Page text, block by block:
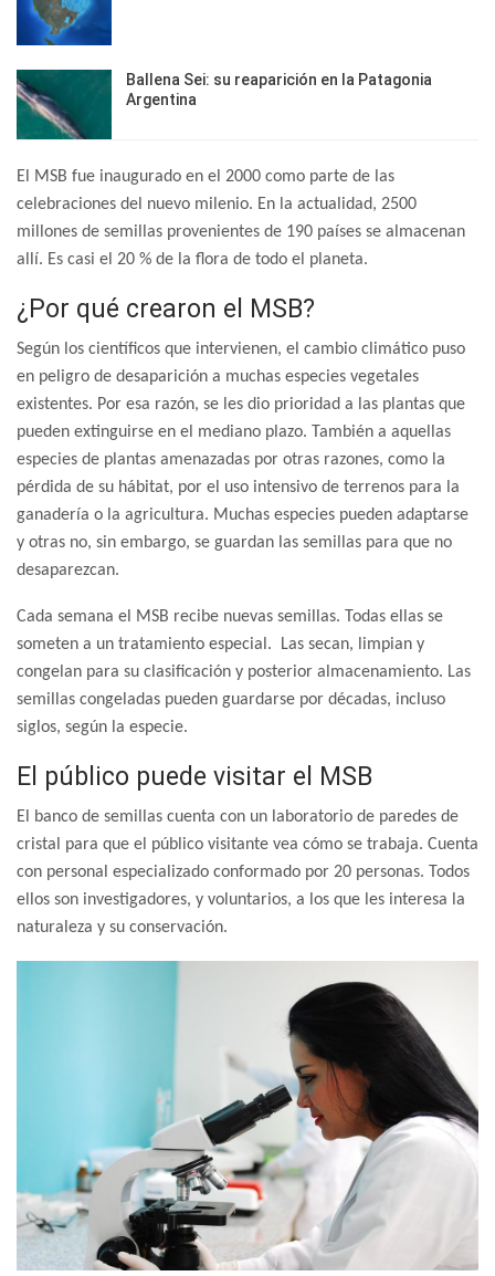
Ballena Sei: su reaparición en la Patagonia
Argentina
El MSB fue inaugurado en el 2000 como parte de las
celebraciones del nuevo milenio. En la actualidad, 2500
millones de semillas provenientes de 190 países se almacenan
allí. Es casi el 20 % de la flora de todo el planeta.
¿Por qué crearon el MSB?
Según los científicos que intervienen, el cambio climático puso
en peligro de desaparición a muchas especies vegetales
existentes. Por esa razón, se les dio prioridad a las plantas que
pueden extinguirse en el mediano plazo. También a aquellas
especies de plantas amenazadas por otras razones, como la
pérdida de su hábitat, por el uso intensivo de terrenos para la
ganadería o la agricultura. Muchas especies pueden adaptarse
y otras no, sin embargo, se guardan las semillas para que no
desaparezcan.
Cada semana el MSB recibe nuevas semillas. Todas ellas se
someten a un tratamiento especial. Las secan, limpian y
congelan para su clasificación y posterior almacenamiento. Las
semillas congeladas pueden guardarse por décadas, incluso
siglos, según la especie.
El público puede visitar el MSB
El banco de semillas cuenta con un laboratorio de paredes de
cristal para que el público visitante vea cómo se trabaja. Cuenta
con personal especializado conformado por 20 personas. Todos
ellos son investigadores, y voluntarios, a los que les interesa la
naturaleza y su conservación.